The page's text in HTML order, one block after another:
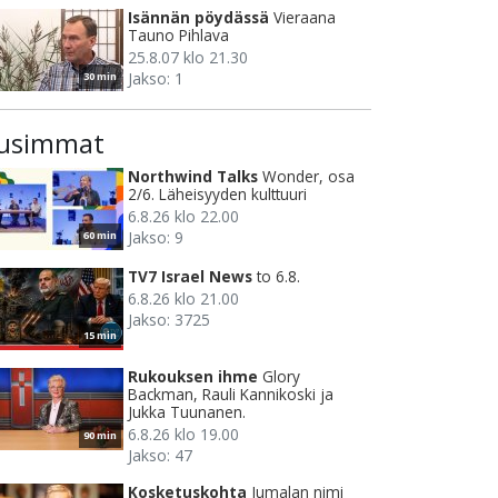
30 min
Isännän pöydässä Vieraana
Tauno Pihlava
25.8.07 klo 21.30
Jakso: 1
60 min
Northwind Talks Wonder, osa
2/6. Läheisyyden kulttuuri
6.8.26 klo 22.00
Jakso: 9
15 min
TV7 Israel News to 6.8.
6.8.26 klo 21.00
Jakso: 3725
90 min
Rukouksen ihme Glory
Backman, Rauli Kannikoski ja
Jukka Tuunanen.
6.8.26 klo 19.00
Jakso: 47
Kosketuskohta Jumalan nimi